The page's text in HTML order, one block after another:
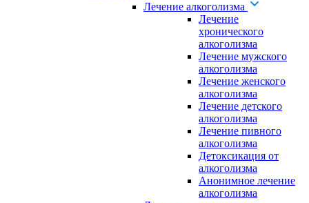
Лечение алкоголизма
Лечение
хронического
алкоголизма
Лечение мужского
алкоголизма
Лечение женского
алкоголизма
Лечение детского
алкоголизма
Лечение пивного
алкоголизма
Детоксикация от
алкоголизма
Анонимное лечение
алкоголизма